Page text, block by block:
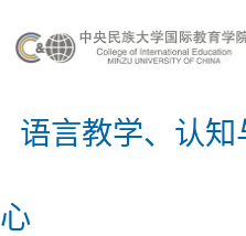
语言教学、认
心